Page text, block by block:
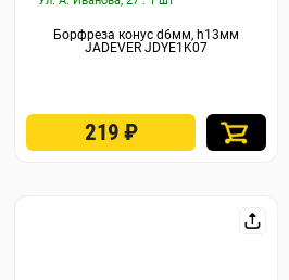
Борфреза конус d6мм, h13мм
JADEVER JDYE1K07
219₽